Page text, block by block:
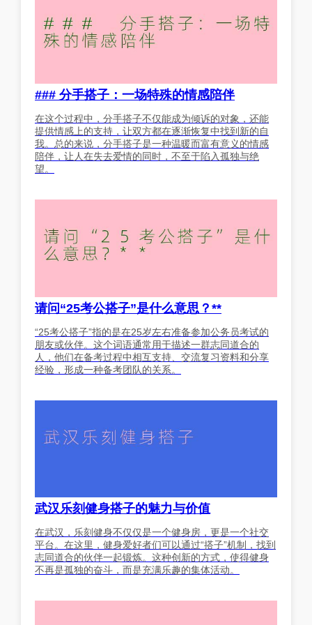
### 分手搭子：一场特殊的情感陪伴
在这个过程中，分手搭子不仅能成为倾诉的对象，还能
提供情感上的支持，让双方都在逐渐恢复中找到新的自
我。总的来说，分手搭子是一种温暖而富有意义的情感
陪伴，让人在失去爱情的同时，不至于陷入孤独与绝
望。
请问“25考公搭子”是什么意思？**
“25考公搭子”指的是在25岁左右准备参加公务员考试的
朋友或伙伴。这个词语通常用于描述一群志同道合的
人，他们在备考过程中相互支持、交流复习资料和分享
经验，形成一种备考团队的关系。
武汉乐刻健身搭子的魅力与价值
在武汉，乐刻健身不仅仅是一个健身房，更是一个社交
平台。在这里，健身爱好者们可以通过“搭子”机制，找到
志同道合的伙伴一起锻炼。这种创新的方式，使得健身
不再是孤独的奋斗，而是充满乐趣的集体活动。